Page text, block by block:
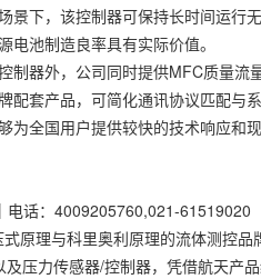
下，该控制器可保持长时间运行
池制造良率具有实际价值。
器外，公司同时提供MFC质量流
套产品，可简化通讯协议匹配与系
全国用户提供较快的技术响应和
话：4009205760,021-61519020
理与科里奥利原理的流体测控品
压力传感器/控制器，凭借航天产